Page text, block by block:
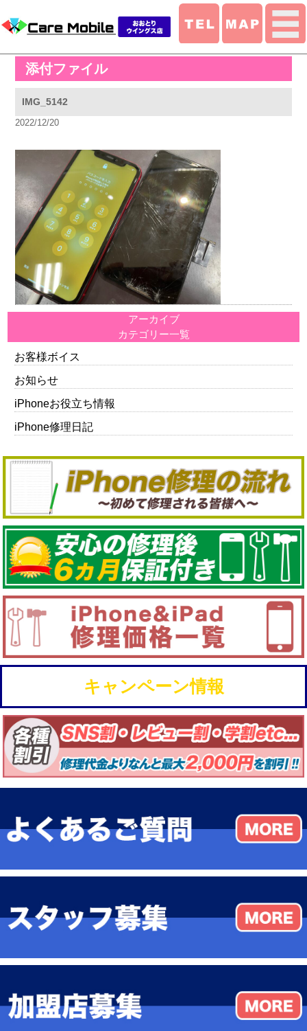
添付ファイル
IMG_5142
2022/12/20
アーカイブ
カテゴリー一覧
お客様ボイス
お知らせ
iPhoneお役立ち情報
iPhone修理日記
キャンペーン情報